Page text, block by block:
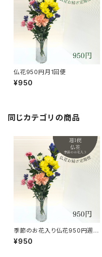
仏花950円月1回便
¥950
同じカテゴリの商品
季節のお花入り仏花950円週1
便
¥950